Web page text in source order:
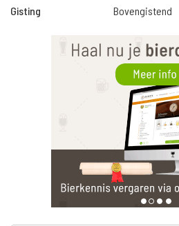
Gisting
Bovengistend